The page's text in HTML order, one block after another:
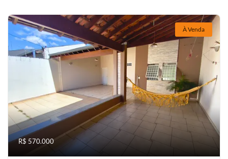
À Venda
R$ 570.000